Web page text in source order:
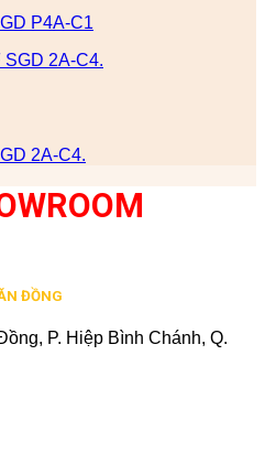
P4A-C1
2A-C4.
ĐỒNG
P. Hiệp Bình Chánh, Q.